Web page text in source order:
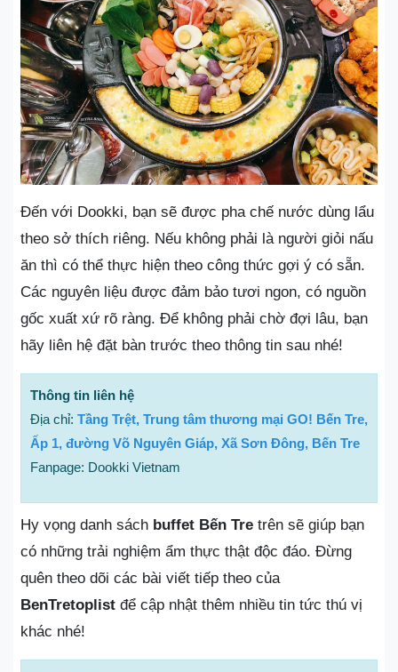
Đến với Dookki, bạn sẽ được pha chế nước dùng lẩu
theo sở thích riêng. Nếu không phải là người giỏi nấu
ăn thì có thể thực hiện theo công thức gợi ý có sẵn.
Các nguyên liệu được đảm bảo tươi ngon, có nguồn
gốc xuất xứ rõ ràng. Để không phải chờ đợi lâu, bạn
hãy liên hệ đặt bàn trước theo thông tin sau nhé!
Thông tin liên hệ
Địa chỉ: Tầng Trệt, Trung tâm thương mại GO! Bến Tre,
Ấp 1, đường Võ Nguyên Giáp, Xã Sơn Đông, Bến Tre
Fanpage: Dookki Vietnam
Hy vọng danh sách buffet Bến Tre trên sẽ giúp bạn
có những trải nghiệm ẩm thực thật độc đáo. Đừng
quên theo dõi các bài viết tiếp theo của
BenTretoplist để cập nhật thêm nhiều tin tức thú vị
khác nhé!